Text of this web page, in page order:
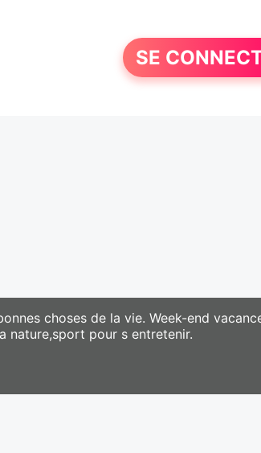
SE
choses de la vie. Week-end
nature,sport pour s entretenir.